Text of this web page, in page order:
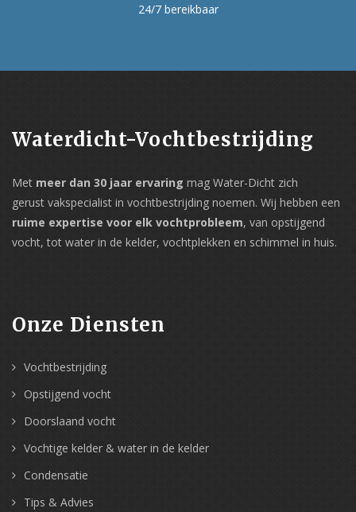
24/7 bereikbaar
Waterdicht-Vochtbestrijding
Met meer dan 30 jaar ervaring mag Water-Dicht zich
gerust vakspecialist in vochtbestrijding noemen. Wij hebben een
ruime expertise voor elk vochtprobleem, van opstijgend
vocht, tot water in de kelder, vochtplekken en schimmel in huis.
Onze Diensten
Vochtbestrijding
Opstijgend vocht
Doorslaand vocht
Vochtige kelder & water in de kelder
Condensatie
Tips & Advies